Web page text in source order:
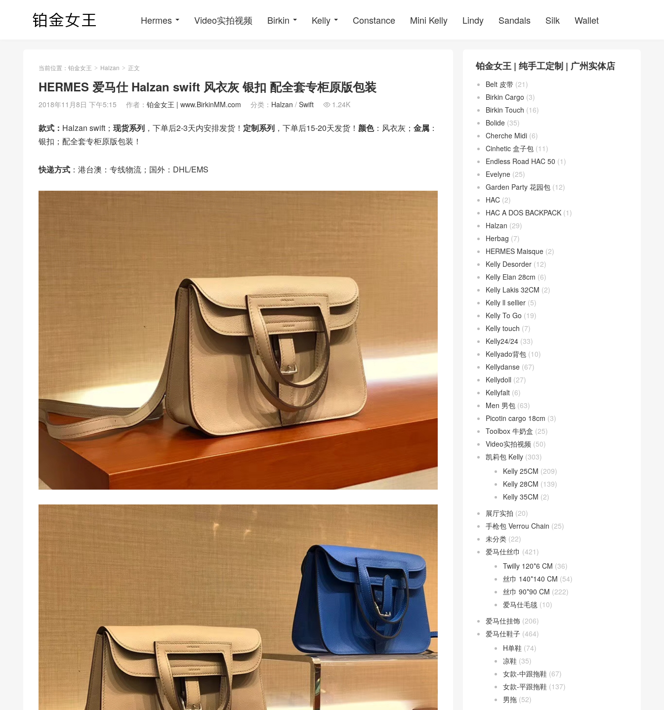
Hermes Video实拍视频 Birkin Kelly Constance Mini Kelly Lindy Sandals Silk Wallet
当前位置： 铂金女王 > Halzan > 正文
HERMES 爱马仕 Halzan swift 风衣灰 银扣 配全套专柜原版包装
2018年11月8日 下午5:15 作者： 铂金女王 | www.BirkinMM.com 分类： Halzan / Swift  1.24K
款式： Halzan swift； 现货系列 ，下单后2-3天内安排发货！ 定制系列 ，下单后15-20天发货！ 颜色：风衣灰； 金属 ：
银扣；配全套专柜原版包装！
快递方式 ：港台澳：专线物流；国外：DHL/EMS
铂金女王 | 纯手工定制 | 广州实体店
Belt 皮带 (21)
Birkin Cargo (3)
Birkin Touch (16)
Bolide (35)
Cherche Midi (6)
Cinhetic 盒子包 (11)
Endless Road HAC 50 (1)
Evelyne (25)
Garden Party 花园包 (12)
HAC (2)
HAC A DOS BACKPACK (1)
Halzan (29)
Herbag (7)
HERMES Maisque (2)
Kelly Desorder (12)
Kelly Elan 28cm (6)
Kelly Lakis 32CM (2)
Kelly ll sellier (5)
Kelly To Go (19)
Kelly touch (7)
Kelly24/24 (33)
Kellyado背包 (10)
Kellydanse (67)
Kellydoll (27)
Kellyfalt (6)
Men 男包 (63)
Picotin cargo 18cm (3)
Toolbox 牛奶盒 (25)
Video实拍视频 (50)
凯莉包 Kelly (303)
Kelly 25CM (209)
Kelly 28CM (139)
Kelly 35CM (2)
展厅实拍 (20)
手枪包 Verrou Chain (25)
未分类 (22)
爱马仕丝巾 (421)
Twilly 120*6 CM (36)
丝巾 140*140 CM (54)
丝巾 90*90 CM (222)
爱马仕毛毯 (10)
爱马仕挂饰 (206)
爱马仕鞋子 (464)
H单鞋 (74)
凉鞋 (35)
女款-中跟拖鞋 (67)
女款-平跟拖鞋 (137)
男拖 (52)